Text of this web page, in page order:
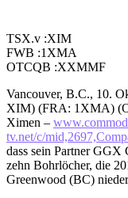
TSX.v :XIM
FWB :1XMA
OTCQB :XXMMF
Vancouver, B.C., 10.
XIM) (FRA: 1XMA)
Ximen –
tv.net/c/
dass sein Partner GGX
zehn Bohrlöcher, die
Greenwood (BC)